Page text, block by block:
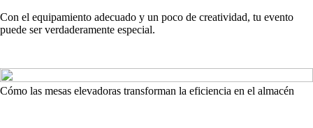
Con el equipamiento adecuado y un poco de creatividad, tu evento
puede ser verdaderamente especial.
Cómo las mesas elevadoras transforman la eficiencia en el almacén